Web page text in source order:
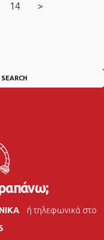
14 >
SEARCH
ή τηλεφωνικά στο